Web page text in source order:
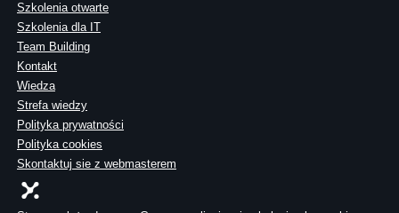
Szkolenia otwarte
Szkolenia dla IT
Team Building
Kontakt
Wiedza
Strefa wiedzy
Polityka prywatności
Polityka cookies
Skontaktuj sie z webmasterem